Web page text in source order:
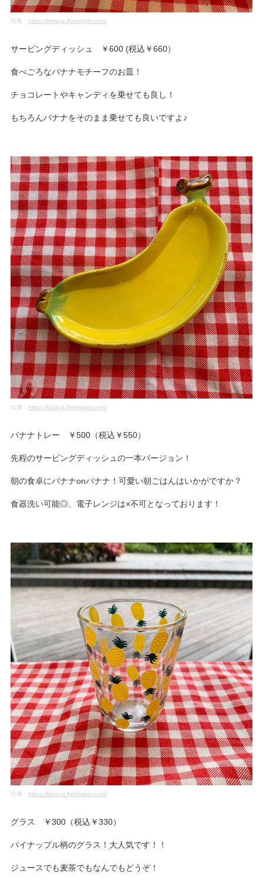
出典： https://blog.jp.flyingtiger.com/
サービングディッシュ ￥600 (税込￥660）
食べごろなバナナモチーフのお皿！
チョコレートやキャンディを乗せても良し！
もちろんバナナをそのまま乗せても良いですよ♪
出典： https://blog.jp.flyingtiger.com/
バナナトレー ￥500（税込￥550）
先程のサービングディッシュの一本バージョン！
朝の食卓にバナナonバナナ！可愛い朝ごはんはいかがですか？
食器洗い可能◎、電子レンジは×不可となっております！
出典： https://blog.jp.flyingtiger.com/
グラス ￥300（税込￥330）
パイナップル柄のグラス！大人気です！！
ジュースでも麦茶でもなんでもどうぞ！